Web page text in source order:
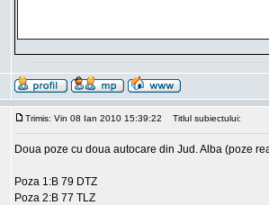
Trimis: Vin 08 Ian 2010 15:39:22 Titlul subiectului:
Doua poze cu doua autocare din Jud. Alba (poze
Poza 1:B 79 DTZ
Poza 2:B 77 TLZ